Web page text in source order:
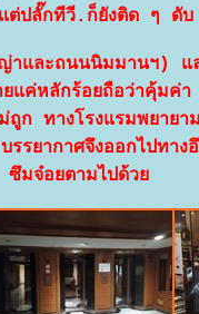
ต่ปลั๊กทีวี.ก็ยังติด ๆ ดับ
ญ่าและถนนนิมมานฯ)
ค่หลักร้อยถือว่าคุ้มค่า
ก ทางโรงแรมพยายา
รยากาศจึงออกไปทา
ซึมจ๋อยตามไปด้ว